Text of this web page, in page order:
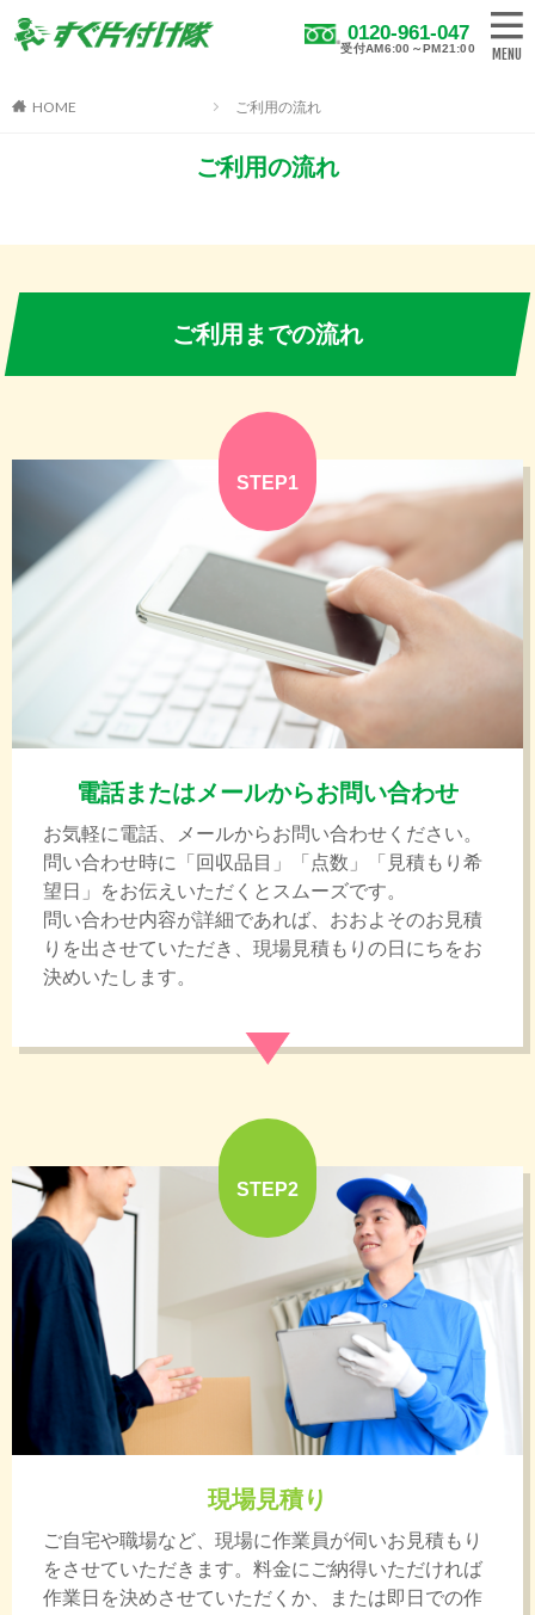
0120-961-047
受付AM6:00～PM21:00
HOME ご利用の流れ
ご利用の流れ
ご利用までの流れ
STEP1
電話またはメールからお問い合わせ
お気軽に電話、メールからお問い合わせください。
問い合わせ時に「回収品目」「点数」「見積もり希
望日」をお伝えいただくとスムーズです。
問い合わせ内容が詳細であれば、おおよそのお見積
りを出させていただき、現場見積もりの日にちをお
決めいたします。
STEP2
現場見積り
ご自宅や職場など、現場に作業員が伺いお見積もり
をさせていただきます。料金にご納得いただければ
作業日を決めさせていただくか、または即日での作